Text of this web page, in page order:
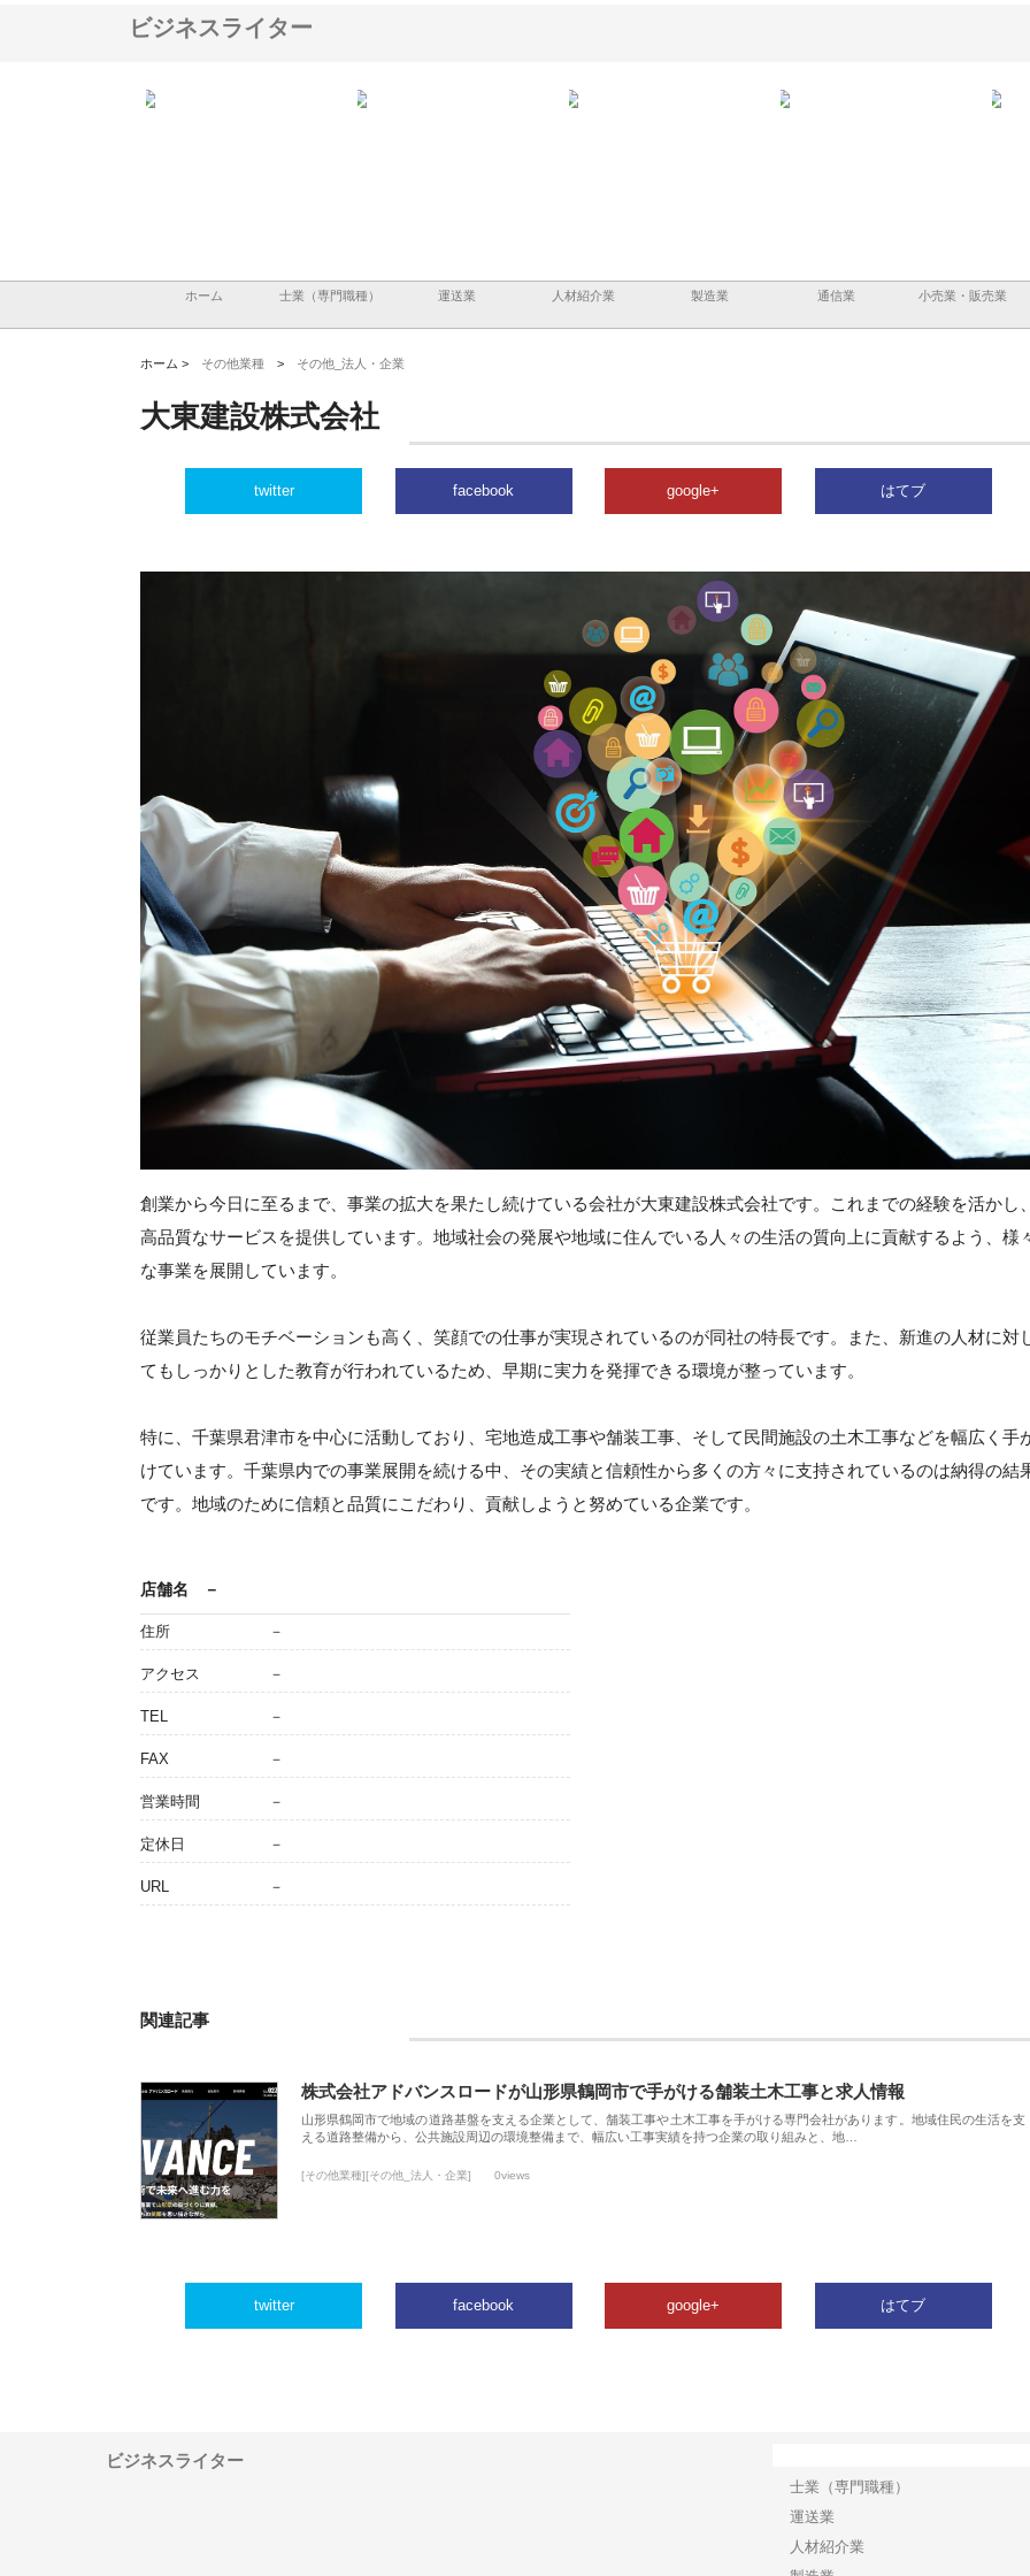
ビジネスライター
ホーム 士業（専門職種） 運送業 人材紹介業 製造業 通信業 小売業・販売業
ホーム > その他業種 > その他_法人・企業
大東建設株式会社
twitter facebook google+ はてブ
創業から今日に至るまで、事業の拡大を果たし続けている会社が大東建設株式会社です。これまでの経験を活かし、
高品質なサービスを提供しています。地域社会の発展や地域に住んでいる人々の生活の質向上に貢献するよう、様
な事業を展開しています。
従業員たちのモチベーションも高く、笑顔での仕事が実現されているのが同社の特長です。また、新進の人材に対
てもしっかりとした教育が行われているため、早期に実力を発揮できる環境が整っています。
特に、千葉県君津市を中心に活動しており、宅地造成工事や舗装工事、そして民間施設の土木工事などを幅広く手
けています。千葉県内での事業展開を続ける中、その実績と信頼性から多くの方々に支持されているのは納得の結
です。地域のために信頼と品質にこだわり、貢献しようと努めている企業です。
店舗名 －
住所 －
アクセス －
TEL －
FAX －
営業時間 －
定休日 －
URL －
関連記事
株式会社アドバンスロードが山形県鶴岡市で手がける舗装土木工事と求人情報
山形県鶴岡市で地域の道路基盤を支える企業として、舗装工事や土木工事を手がける専門会社があります。地域住民の生活を支
える道路整備から、公共施設周辺の環境整備まで、幅広い工事実績を持つ企業の取り組みと、地…
[その他業種][その他_法人・企業] 0views
twitter facebook google+ はてブ
ビジネスライター
士業（専門職種）
運送業
人材紹介業